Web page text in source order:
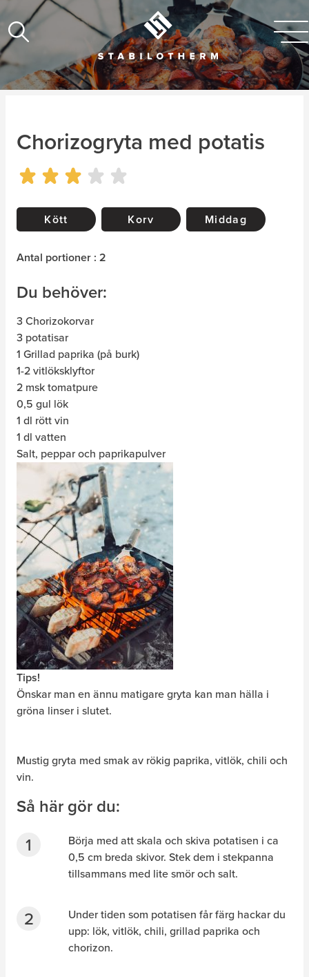
Chorizogryta med potatis
Kött Korv Middag
Antal portioner : 2
Du behöver:
3 Chorizokorvar
3 potatisar
1 Grillad paprika (på burk)
1-2 vitlöksklyftor
2 msk tomatpure
0,5 gul lök
1 dl rött vin
1 dl vatten
Salt, peppar och paprikapulver
Tips!
Önskar man en ännu matigare gryta kan man hälla i
gröna linser i slutet.
Mustig gryta med smak av rökig paprika, vitlök, chili och
vin.
Så här gör du:
Börja med att skala och skiva potatisen i ca
0,5 cm breda skivor. Stek dem i stekpanna
tillsammans med lite smör och salt.
Under tiden som potatisen får färg hackar du
upp: lök, vitlök, chili, grillad paprika och
chorizon.